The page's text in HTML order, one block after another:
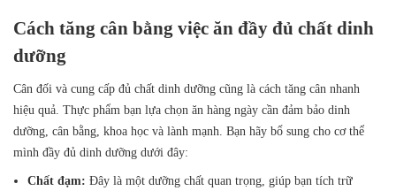
Cách tăng cân bằng việc ăn đầy đủ chất dinh
dưỡng
Cân đối và cung cấp đủ chất dinh dưỡng cũng là cách tăng cân nhanh
hiệu quả. Thực phẩm bạn lựa chọn ăn hàng ngày cần đảm bảo dinh
dưỡng, cân bằng, khoa học và lành mạnh. Bạn hãy bổ sung cho cơ thể
mình đầy đủ dinh dưỡng dưới đây:
Chất đạm: Đây là một dưỡng chất quan trọng, giúp bạn tích trữ